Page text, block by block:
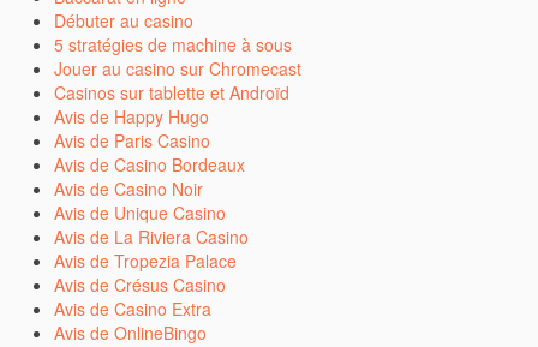
Débuter au casino
5 stratégies de machine à sous
Jouer au casino sur Chromecast
Casinos sur tablette et Androïd
Avis de Happy Hugo
Avis de Paris Casino
Avis de Casino Bordeaux
Avis de Casino Noir
Avis de Unique Casino
Avis de La Riviera Casino
Avis de Tropezia Palace
Avis de Crésus Casino
Avis de Casino Extra
Avis de OnlineBingo